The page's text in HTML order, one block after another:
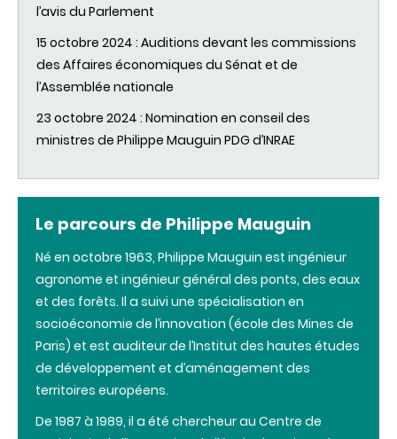
l’avis du Parlement
15 octobre 2024 : Auditions devant les commissions
des Affaires économiques du Sénat et de
l’Assemblée nationale
23 octobre 2024 : Nomination en conseil des
ministres de Philippe Mauguin PDG d’INRAE
Le parcours de Philippe Mauguin
Né en octobre 1963, Philippe Mauguin est ingénieur
agronome et ingénieur général des ponts, des eaux
et des forêts. Il a suivi une spécialisation en
socioéconomie de l’innovation (école des Mines de
Paris) et est auditeur de l’Institut des hautes études
de développement et d’aménagement des
territoires européens.
De 1987 à 1989, il a été chercheur au Centre de